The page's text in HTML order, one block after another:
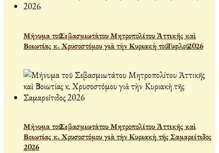
Μήνυμα τοῦ Σεβασμιωτάτου Μητροπολίτου Ἀττικῆς καὶ
Βοιωτίας κ. Χρυσοστόμου γιὰ τὴν Κυριακὴ τοῦ Τυφλοῦ 2026
Μήνυμα τοῦ Σεβασμιωτάτου Μητροπολίτου Ἀττικῆς καὶ
Βοιωτίας κ. Χρυσοστόμου γιὰ τὴν Κυριακὴ τῆς Σαμαρείτιδος
2026